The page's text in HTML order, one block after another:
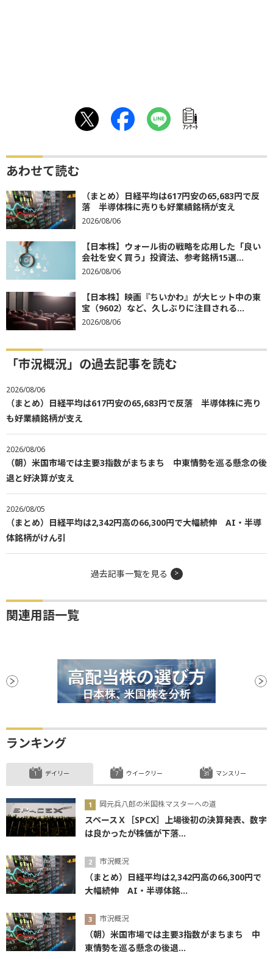
ｱﾝｹｰﾄ
あわせて読む
（まとめ）日経平均は617円安の65,683円で反
落 半導体株に売りも好業績銘柄が支え
2026/08/06
【日本株】ウォール街の戦略を応用した「良い
会社を安く買う」投資法、参考銘柄15選...
2026/08/06
【日本株】映画『ちいかわ』が大ヒット中の東
宝（9602）など、久しぶりに注目される...
2026/08/06
「市況概況」の過去記事を読む
2026/08/06
（まとめ）日経平均は617円安の65,683円で反落 半導体株に売り
も好業績銘柄が支え
2026/08/06
（朝）米国市場では主要3指数がまちまち 中東情勢を巡る懸念の後
退と好決算が支え
2026/08/05
（まとめ）日経平均は2,342円高の66,300円で大幅続伸 AI・半導
体銘柄がけん引
過去記事一覧を見る
関連用語一覧
ランキング
デイリー
岡元兵八郎の米国株マスターへの道
スペースＸ［SPCX］上場後初の決算発表、数字
は良かったが株価が下落...
市況概況
（まとめ）日経平均は2,342円高の66,300円で
大幅続伸 AI・半導体銘...
市況概況
（朝）米国市場では主要3指数がまちまち 中
東情勢を巡る懸念の後退...
ウイークリー マンスリー